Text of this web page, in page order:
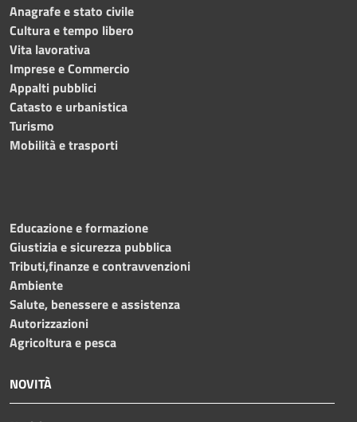
Anagrafe e stato civile
Cultura e tempo libero
Vita lavorativa
Imprese e Commercio
Appalti pubblici
Catasto e urbanistica
Turismo
Mobilità e trasporti
Educazione e formazione
Giustizia e sicurezza pubblica
Tributi,finanze e contravvenzioni
Ambiente
Salute, benessere e assistenza
Autorizzazioni
Agricoltura e pesca
NOVITÀ